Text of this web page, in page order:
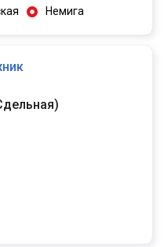
Немига
)